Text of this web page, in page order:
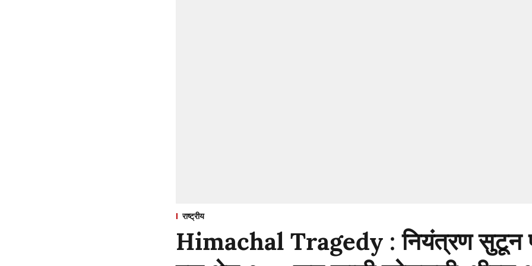
राष्ट्रीय
Himachal Tragedy : नियंत्रण सुटून